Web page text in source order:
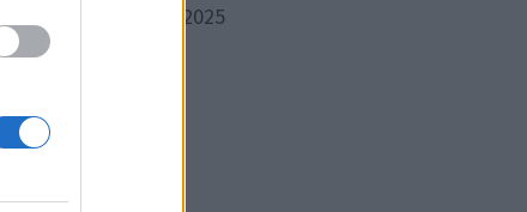
Publication
septembre 2025